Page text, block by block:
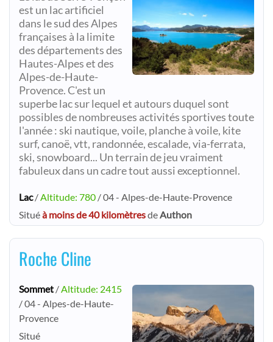
est un lac artificiel
dans le sud des Alpes
françaises à la limite
des départements des
Hautes-Alpes et des
Alpes-de-Haute-
Provence. C'est un
superbe lac sur lequel et autours duquel sont
possibles de nombreuses activités sportives toute
l'année : ski nautique, voile, planche à voile, kite
surf, canoë, vtt, randonnée, escalade, via-ferrata,
ski, snowboard... Un terrain de jeu vraiment
fabuleux dans un cadre tout aussi exceptionnel.
Lac/Altitude: 780 / 04 - Alpes-de-Haute-Provence
Situéà moins de 40 kilomètresdeAuthon
Roche Cline
Sommet /Altitude: 2415
/ 04 - Alpes-de-Haute-
Provence
Situé